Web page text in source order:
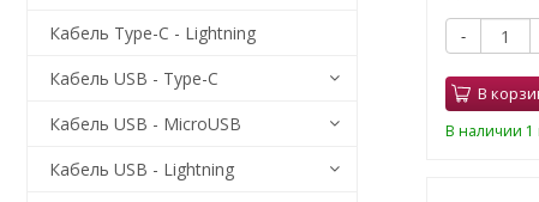
-
В
В наличии 1
Кабель Type-C - Lightning
Кабель USB - Type-C
Кабель USB - MicroUSB
Кабель USB - Lightning